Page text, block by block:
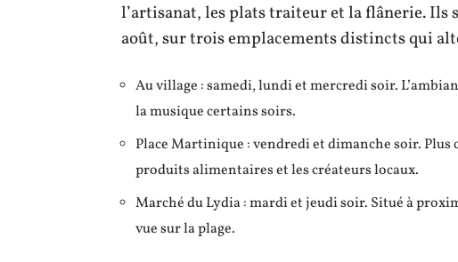
l’artisanat, les plats traiteur et la flânerie. Ils
août, sur trois emplacements distincts qui
Au village : samedi, lundi et mercredi soir.
la musique certains soirs.
Place Martinique : vendredi et dimanche soir. Plus
produits alimentaires et les créateurs locaux.
Marché du Lydia : mardi et jeudi soir. Situé à
vue sur la plage.